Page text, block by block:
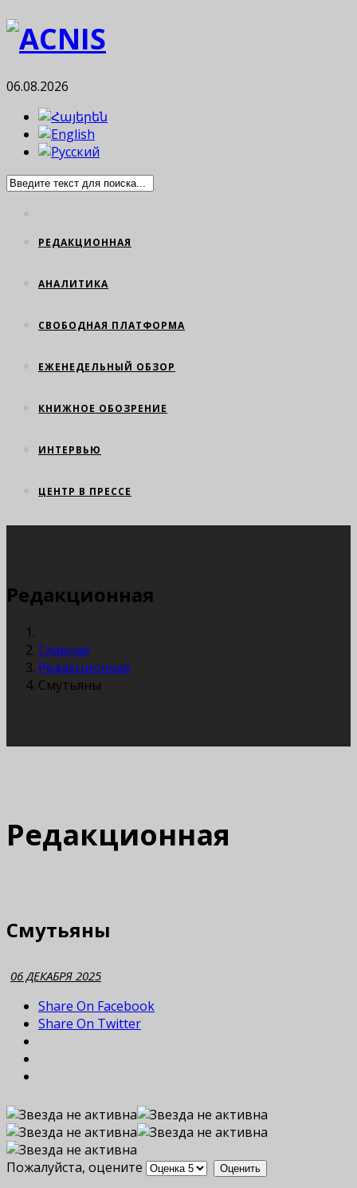
06.08.2026
РЕДАКЦИОННАЯ
АНАЛИТИКА
СВОБОДНАЯ ПЛАТФОРМА
ЕЖЕНЕДЕЛЬНЫЙ ОБЗОР
КНИЖНОЕ ОБОЗРЕНИЕ
ИНТЕРВЬЮ
ЦЕНТР В ПРЕССЕ
Редакционная
Главная
Редакционная
Смутьяны
Редакционная
Смутьяны
06 ДЕКАБРЯ 2025
Share On Facebook
Share On Twitter
Пожалуйста, оцените